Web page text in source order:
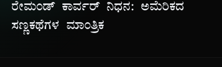
ರೇಮಂಡ್ ಕಾರ್ವರ್ ನಿಧನ: ಅಮೆರಿಕದ
ಸಣ್ಣಕಥೆಗಳ ಮಾಂತ್ರಿಕ